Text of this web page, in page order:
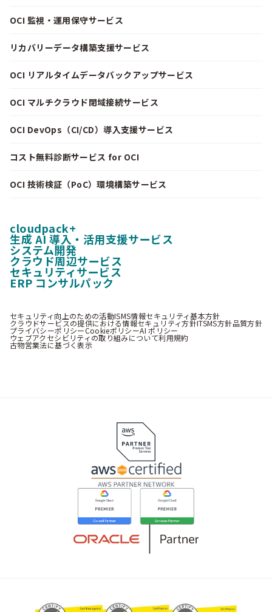
OCI 監視・運用保守サービス
リカバリーデータ構築支援サービス
OCI リアルタイムデータバックアップサービス
OCI マルチクラウド閉域接続サービス
OCI DevOps（CI/CD）導入支援サービス
コスト無料診断サービス for OCI
OCI 技術検証（PoC）環境構築サービス
cloudpack+
生成 AI 導入・活用支援サービス
システム開発
クラウド周辺サービス
セキュリティサービス
ERP コンサルパック
セキュリティ向上のための活動ISMS情報セキュリティ基本方針
クラウドサービスの提供における情報セキュリティ方針ITSMS方針品質方針
プライバシーポリシーCookieポリシーAI ポリシー
ウェブアクセシビリティの取り組みについて利用規約
古物営業法に基づく表示